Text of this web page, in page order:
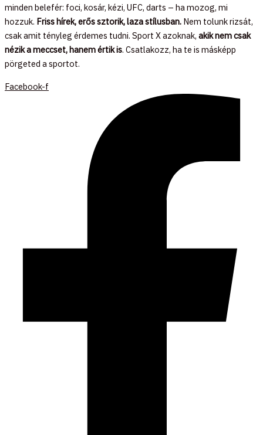
minden belefér: foci, kosár, kézi, UFC, darts – ha mozog, mi
hozzuk. Friss hírek, erős sztorik, laza stílusban. Nem tolunk rizsát,
csak amit tényleg érdemes tudni. Sport X azoknak, akik nem csak
nézik a meccset, hanem értik is. Csatlakozz, ha te is másképp
pörgeted a sportot.
Facebook-f